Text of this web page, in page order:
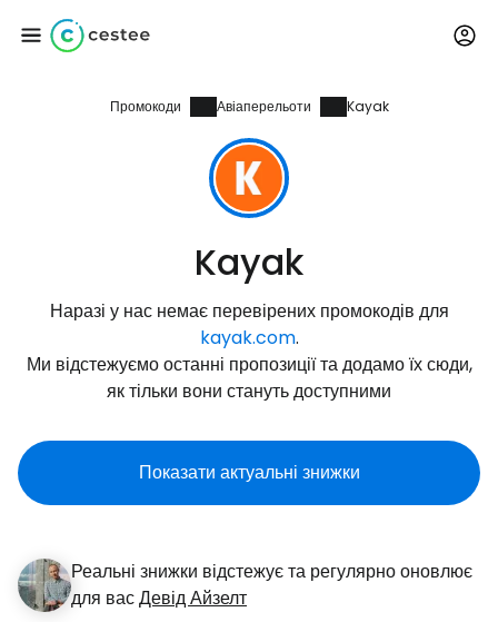
Промокоди Авіаперельоти Kayak
Kayak
Наразі у нас немає перевірених промокодів для
kayak.com.
Ми відстежуємо останні пропозиції та додамо їх сюди,
як тільки вони стануть доступними
Показати актуальні знижки
Реальні знижки відстежує та регулярно оновлює
для васДевід Айзелт
Увійдіть до Cestee
... світова туристична спільнота
Продовжуйте з Google
Продовжуйте у Facebook